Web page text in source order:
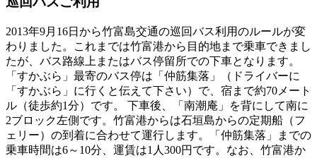
2013年9月16日から竹富島交通の巡回バス利用のルールが変
わりました。これまでは竹富港から目的地まで乗車できまし
たが、バス路線上またはバス停留所での下車となります。
「すかぶら」最寄のバス停は「仲筋集落」（ドライバーに
「すかぶら」に行くと伝えて下さい）で、宿まで約70メート
ル（徒歩約1分）です。 下車後、「南潮庵」を背にして南に
2ブロック左側です。竹富港からは石垣島からの定期船（フ
ェリー）の到着に合わせて運行します。「仲筋集落」までの
乗車時間は6～10分、運賃は1人300円です。なお、竹富港か